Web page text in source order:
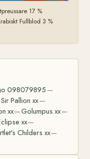
17 %
Fullblod 3 %
098079895 —
Sir Pallion xx—
xx—Golumpus xx—
xx—
Childers xx—